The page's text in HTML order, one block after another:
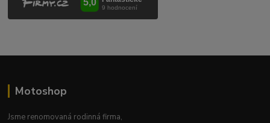
Motoshop
Jsme renomovaná rodinná firma,